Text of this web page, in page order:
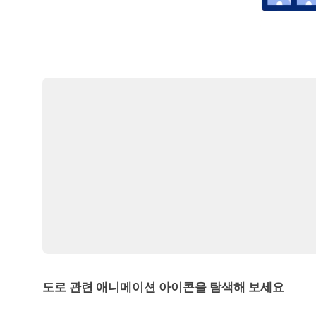
도로 관련 애니메이션 아이콘을 탐색해 보세요